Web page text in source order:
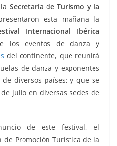
er
Secretaría de Turismo y la
esta mañana la
Internacional Ibérica
los eventos de danza y
del continente, que reunirá
de danza y exponentes
diversos países; y que se
julio en diversas sedes de
de este festival, el
de Promoción Turística de la